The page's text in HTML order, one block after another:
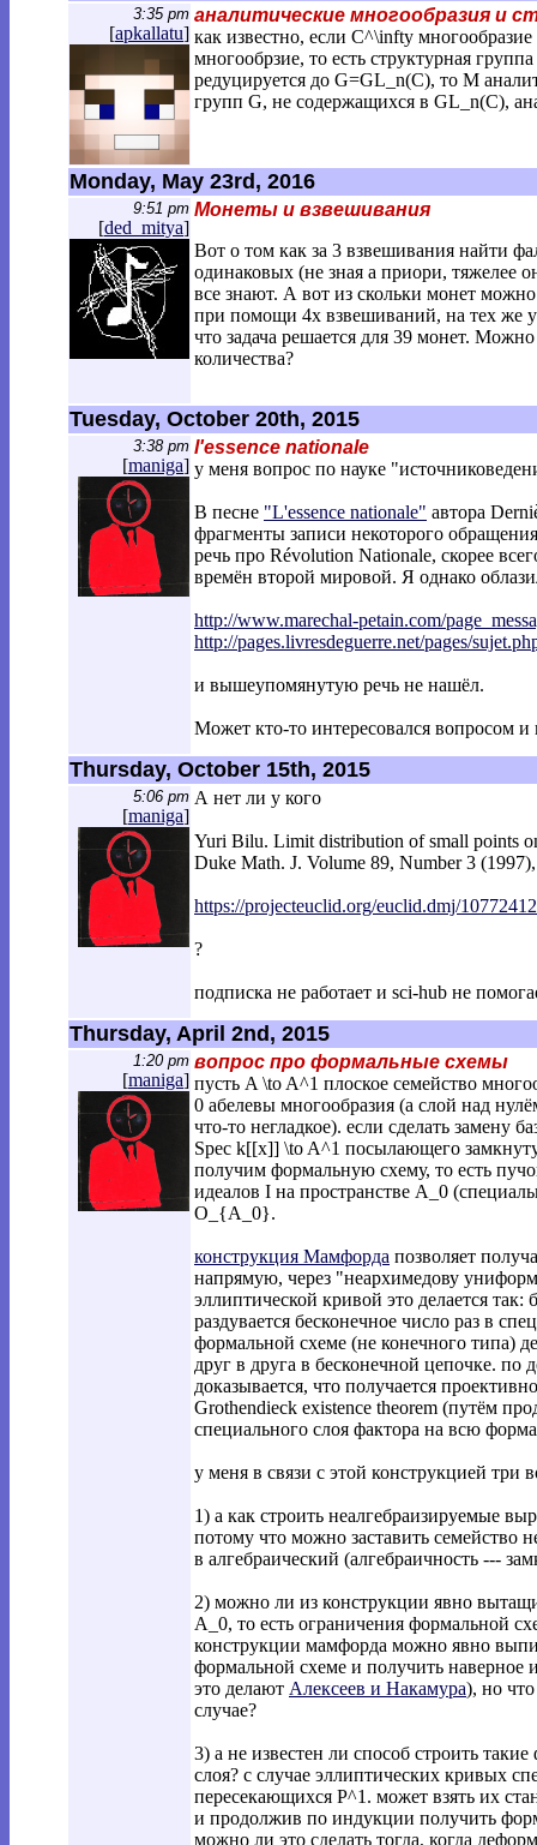
3:35 pm
[apkallatu]
аналитические многообразия и
как известно, если C^\infty
многообрзие, то есть структурная
редуцируется до G=GL_n(C), то M
групп G, не содержащихся в GL_n(C),
Monday, May 23rd, 2016
9:51 pm
[ded_mitya]
Монеты и взвешивания
Вот о том как за 3 взвешивания найти
одинаковых (не зная а приори, тяжелее
все знают. А вот из скольки монет
при помощи 4х взвешиваний, на тех же
что задача решается для 39 монет.
количества?
Tuesday, October 20th, 2015
3:38 pm
[maniga]
l'essence nationale
у меня вопрос по науке
В песне "L'essence nationale" автора
фрагменты записи некоторого
речь про Révolution Nationale, скорее
времён второй мировой. Я однако
http://www.marechal-petain.com/page_mes
http://pages.livresdeguerre.net/pages/s
и вышеупомянутую речь не нашёл.
Может кто-то интересовался вопросом
Thursday, October 15th, 2015
5:06 pm
[maniga]
А нет ли у кого
Yuri Bilu. Limit distribution of small points
Duke Math. J. Volume 89, Number 3
https://projecteuclid.org/euclid.dmj/10
?
подписка не работает и sci-hub не
Thursday, April 2nd, 2015
1:20 pm
[maniga]
вопрос про формальные схемы
пусть A \to A^1 плоское семейство
0 абелевы многообразия (а слой над
что-то негладкое). если сделать замену
Spec k[[x]] \to A^1 посылающего
получим формальную схему, то есть
идеалов I на пространстве A_0
O_{A_0}.
конструкция Мамфорда позволяет
напрямую, через "неархимедову
эллиптической кривой это делается так:
раздувается бесконечное число раз в
формальной схеме (не конечного типа)
друг в друга в бесконечной цепочке. по
доказывается, что получается
Grothendieck existence theorem (путём
специального слоя фактора на всю
у меня в связи с этой конструкцией три
1) а как строить неалгебраизируемые
потому что можно заставить семейство
в алгебраический (алгебраичность ---
2) можно ли из конструкции явно
A_0, то есть ограничения формальной
конструкции мамфорда можно явно
формальной схеме и получить наверное
это делают Алексеев и Накамура), но что
случае?
3) а не известен ли способ строить
слоя? с случае эллиптических кривых
пересекающихся P^1. может взять их
и продолжив по индукции получить
можно ли это сделать тогда, когда